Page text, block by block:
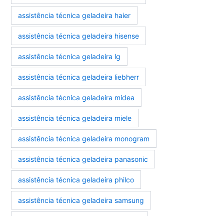
assistência técnica geladeira haier
assistência técnica geladeira hisense
assistência técnica geladeira lg
assistência técnica geladeira liebherr
assistência técnica geladeira midea
assistência técnica geladeira miele
assistência técnica geladeira monogram
assistência técnica geladeira panasonic
assistência técnica geladeira philco
assistência técnica geladeira samsung